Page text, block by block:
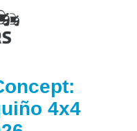
4x4